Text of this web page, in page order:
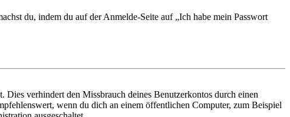
du, indem du auf der Anmelde-Seite auf „Ich habe mein Passwort
verhindert den Missbrauch deines Benutzerkontos durch einen
wenn du dich an einem öffentlichen Computer, zum Beispiel